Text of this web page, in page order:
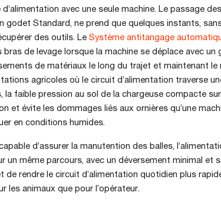
d’alimentation avec une seule machine. Le passage
godet Standard, ne prend que quelques instants,
des outils. Le Système antitangage
bras de levage lorsque la machine se déplace avec un
de matériaux le long du trajet et maintenant le
agricoles où le circuit d’alimentation traverse
la faible pression au sol de la chargeuse compacte
et évite les dommages liés aux ornières qu’une
en conditions humides.
d’assurer la manutention des balles,
un même parcours, avec un déversement minimal et
de rendre le circuit d’alimentation quotidien plus
les animaux que pour l’opérateur.